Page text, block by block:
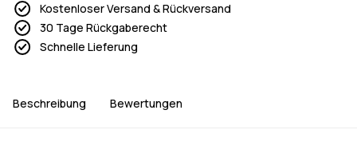
Kostenloser Versand & Rückversand
30 Tage Rückgaberecht
Schnelle Lieferung
Beschreibung Bewertungen